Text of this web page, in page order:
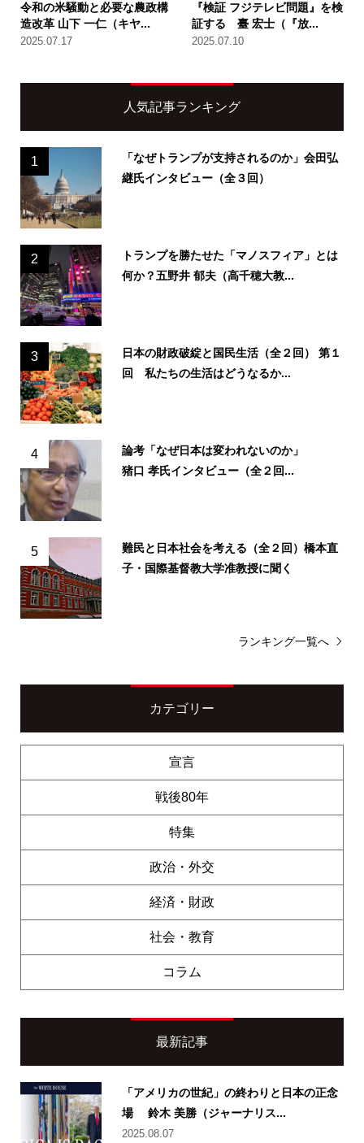
令和の米騒動と必要な農政構
造改革 山下 一仁（キヤ...
2025.07.17
『検証 フジテレビ問題』を検
証する 臺 宏士（『放...
2025.07.10
人気記事ランキング
1
「なぜトランプが支持されるのか」会田弘
継氏インタビュー（全３回）
2
トランプを勝たせた「マノスフィア」とは
何か？五野井 郁夫（高千穂大教...
3
日本の財政破綻と国民生活（全２回） 第１
回 私たちの生活はどうなるか...
4
論考「なぜ日本は変われないのか」
猪口 孝氏インタビュー（全２回...
5
難民と日本社会を考える（全２回）橋本直
子・国際基督教大学准教授に聞く
ランキング一覧へ
カテゴリー
宣言
戦後80年
特集
政治・外交
経済・財政
社会・教育
コラム
最新記事
「アメリカの世紀」の終わりと日本の正念
場 鈴木 美勝（ジャーナリス...
2025.08.07